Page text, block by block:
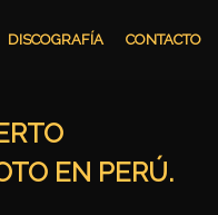
DISCOGRAFÍA CONTACTO
EN PERÚ.